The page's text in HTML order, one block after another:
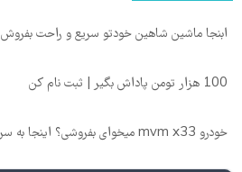
ابنجا ماشین شاهین خودتو سریع و راحت بفروش
100 هزار تومن پاداش بگیر | ثبت نام کن
خودرو mvm x33 میخوای بفروشی؟ اینجا به سرعت فروش میره